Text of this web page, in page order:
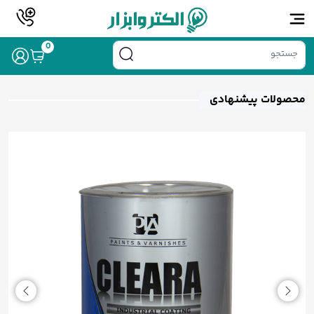
0
خانه/رنگ / رزین اپوکسی دو جزئی کلرا – گالن
محصولات پیشنهادی